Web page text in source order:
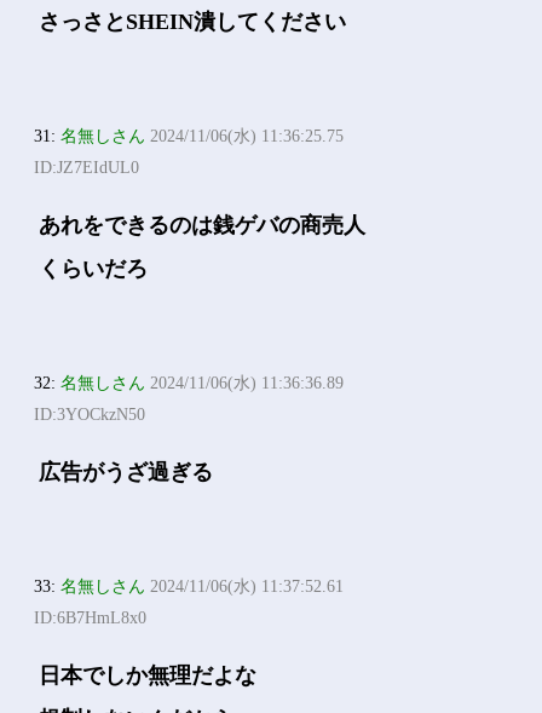
さっさとSHEIN潰してください
31:名無しさん 2024/11/06(水) 11:36:25.75
ID:JZ7EIdUL0
あれをできるのは銭ゲバの商売人
くらいだろ
32:名無しさん 2024/11/06(水) 11:36:36.89
ID:3YOCkzN50
広告がうざ過ぎる
33:名無しさん 2024/11/06(水) 11:37:52.61
ID:6B7HmL8x0
日本でしか無理だよな